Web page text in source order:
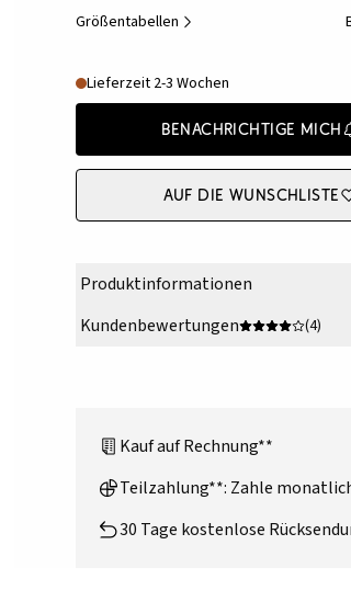
Größentabellen
Lieferzeit 2-3 Wochen
Benachrichtige mich
Auf die Wunschliste
Produktinformationen
Kundenbewertungen
(4)
Kauf auf Rechnung**
Teilzahlung**: Zahle
30 Tage kostenlose